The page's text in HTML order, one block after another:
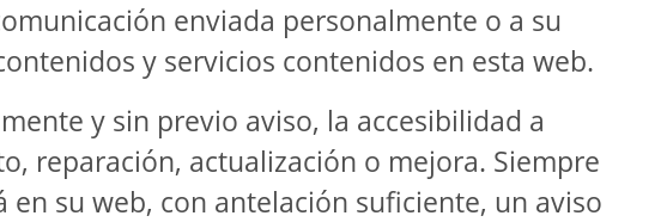
enviada personalmente o a su
y servicios contenidos en esta web.
y sin previo aviso, la accesibilidad a
reparación, actualización o mejora. Siempre
en su web, con antelación suficiente, un aviso